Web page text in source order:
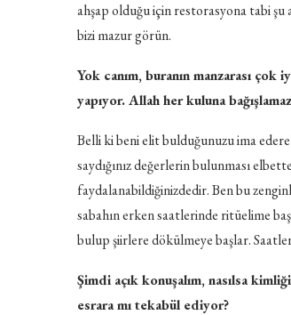
ahşap olduğu için restorasyona tabi
bizi mazur görün.
Yok canım, buranın manzarası
yapıyor. Allah her kuluna
Belli ki beni elit bulduğunuzu ima
saydığınız değerlerin bulunması
faydalanabildiğinizdedir. Ben bu
sabahın erken saatlerinde ritüelime
bulup şiirlere dökülmeye başlar.
Şimdi açık konuşalım, nasılsa
esrara mı tekabül ediyor?